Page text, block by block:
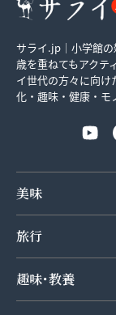
サライ.jp｜小学館の
歳を重ねてもアクテ
イ世代の方々に向
化・趣味・健康・モ
美味
旅行
趣味･教養